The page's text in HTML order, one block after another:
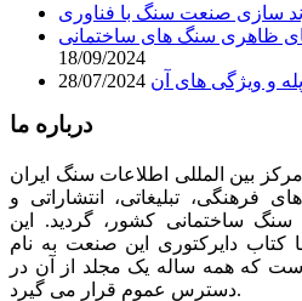
ظاهری سنگ های ساختمانی
18/09/2024
و ویژگی های آن 28/07/2024
درباره ما
بین المللی اطلاعات سنگ ایران
های فرهنگی، تبلیغاتی، انتشاراتی و
ساختمانی کشور، گردید. این
کتاب دایرکتوری این صنعت به نام
که همه ساله یک مجلد از آن در
دسترس عموم قرار می گیرد.